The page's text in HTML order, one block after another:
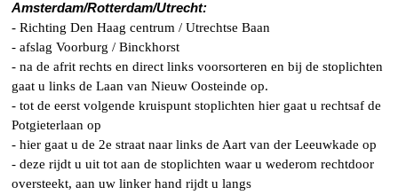
Amsterdam/Rotterdam/Utrecht:
- Richting Den Haag centrum / Utrechtse Baan
- afslag Voorburg / Binckhorst
- na de afrit rechts en direct links voorsorteren en bij de stoplichten
gaat u links de Laan van Nieuw Oosteinde op.
- tot de eerst volgende kruispunt stoplichten hier gaat u rechtsaf de
Potgieterlaan op
- hier gaat u de 2e straat naar links de Aart van der Leeuwkade op
- deze rijdt u uit tot aan de stoplichten waar u wederom rechtdoor
oversteekt, aan uw linker hand rijdt u langs